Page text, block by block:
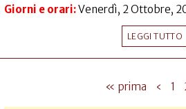
Giorni e orari:Venerdì, 2 Ottobre,
LEGGI TUTTO
« prima ‹ 1